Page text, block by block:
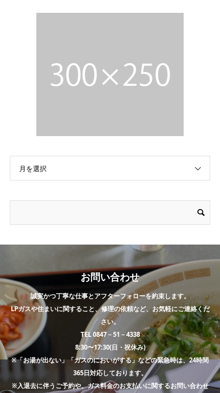
月を選択
お問い合わせ
誠実かつ丁寧な仕事とアフターフォローを約束します。
LPガスや住まいに関すること、修理の依頼など、お気軽にご連絡くだ
さい。
TEL 0847－51－4338
8:30〜17:30(日・祝休み)
※「お湯が出ない」「ガスのにおいがする」などの緊急時は、24時間
365日対応しております。
※入退去に伴うご予約や、ガス料金のお支払いに関するお問い合わせ